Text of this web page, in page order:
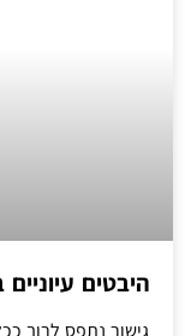
היבטים
גישור נתפס לרוב